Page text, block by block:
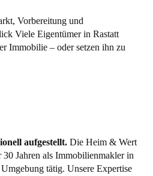
Vorbereitung und
Viele Eigentümer in Rastatt
Immobilie – oder setzen ihn zu
aufgestellt. Die Heim & Wert
Jahren als Immobilienmaklerin
tätig. Unsere Expertise